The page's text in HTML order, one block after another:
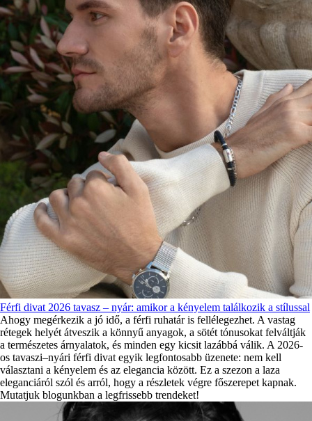
Férfi divat 2026 tavasz – nyár: amikor a kényelem találkozik a stílussal
Ahogy megérkezik a jó idő, a férfi ruhatár is fellélegezhet. A vastag
rétegek helyét átveszik a könnyű anyagok, a sötét tónusokat felváltják
a természetes árnyalatok, és minden egy kicsit lazábbá válik. A 2026-
os tavaszi–nyári férfi divat egyik legfontosabb üzenete: nem kell
választani a kényelem és az elegancia között. Ez a szezon a laza
eleganciáról szól és arról, hogy a részletek végre főszerepet kapnak.
Mutatjuk blogunkban a legfrissebb trendeket!